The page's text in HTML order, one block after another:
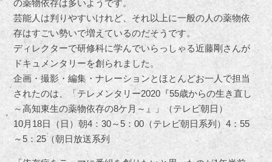
の薬物依存は多いようです。
芸能人は判りやすいけれど、それ以上に一般の人の薬物依
存はすごい勢いで増えているのだそうです。
ディレクターで研修科に学んでいらっしゃる近藤剛さんが
ドキュメンタリーを創られました。
企画・撮影・編集・ナレーションとほとんどお一人で担当
されたのは、「テレメンタリー2020『55歳からの生き直し
～高知東生の薬物依存の8ケ月～』」（テレビ朝日）
10月18日（日）朝4：30～5：00（テレビ朝日系列）4：55
～5：25（朝日放送系列